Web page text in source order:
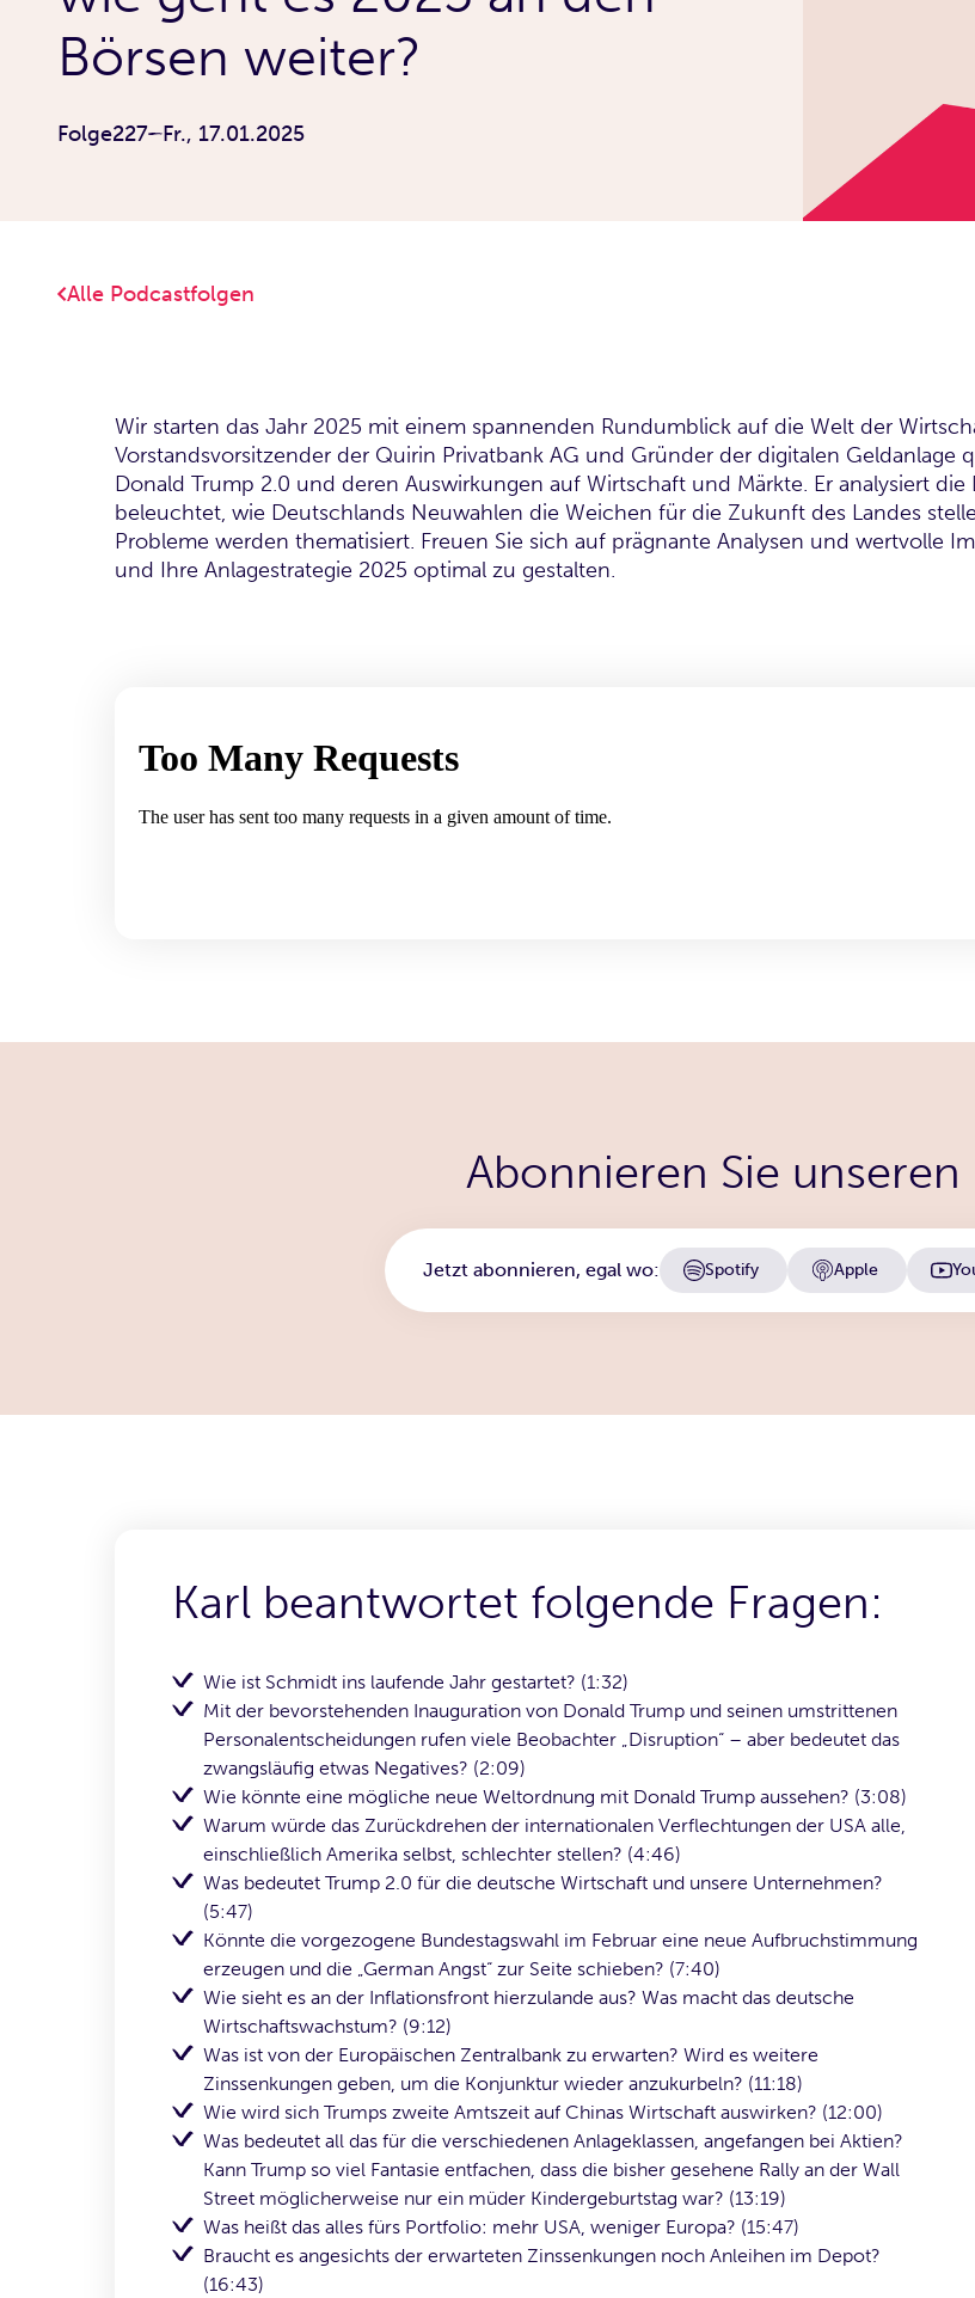
Börsen weiter?
Folge227 Fr., 17.01.2025
Alle Podcastfolgen
Wir starten das Jahr 2025 mit einem spannenden Rundumblick auf die Welt der
Vorstandsvorsitzender der Quirin Privatbank AG und Gründer der digitalen
Donald Trump 2.0 und deren Auswirkungen auf Wirtschaft und Märkte. Er analysiert
beleuchtet, wie Deutschlands Neuwahlen die Weichen für die Zukunft des Landes
Probleme werden thematisiert. Freuen Sie sich auf prägnante Analysen und wertvolle
und Ihre Anlagestrategie 2025 optimal zu gestalten.
Abonnieren Sie unseren
Jetzt abonnieren, egal wo: Spotify Apple
Karl beantwortet folgende Fragen:
Wie ist Schmidt ins laufende Jahr gestartet? (1:32)
Mit der bevorstehenden Inauguration von Donald Trump und seinen umstrittenen
Personalentscheidungen rufen viele Beobachter „Disruption“ – aber bedeutet das
zwangsläufig etwas Negatives? (2:09)
Wie könnte eine mögliche neue Weltordnung mit Donald Trump aussehen? (3:08)
Warum würde das Zurückdrehen der internationalen Verflechtungen der USA alle,
einschließlich Amerika selbst, schlechter stellen? (4:46)
Was bedeutet Trump 2.0 für die deutsche Wirtschaft und unsere Unternehmen?
(5:47)
Könnte die vorgezogene Bundestagswahl im Februar eine neue Aufbruchstimmung
erzeugen und die „German Angst“ zur Seite schieben? (7:40)
Wie sieht es an der Inflationsfront hierzulande aus? Was macht das deutsche
Wirtschaftswachstum? (9:12)
Was ist von der Europäischen Zentralbank zu erwarten? Wird es weitere
Zinssenkungen geben, um die Konjunktur wieder anzukurbeln? (11:18)
Wie wird sich Trumps zweite Amtszeit auf Chinas Wirtschaft auswirken? (12:00)
Was bedeutet all das für die verschiedenen Anlageklassen, angefangen bei Aktien?
Kann Trump so viel Fantasie entfachen, dass die bisher gesehene Rally an der Wall
Street möglicherweise nur ein müder Kindergeburtstag war? (13:19)
Was heißt das alles fürs Portfolio: mehr USA, weniger Europa? (15:47)
Braucht es angesichts der erwarteten Zinssenkungen noch Anleihen im Depot?
(16:43)